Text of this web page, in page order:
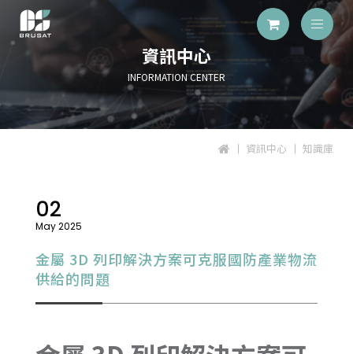
資訊中心
INFORMATION CENTER
資訊中心 知識庫
02
May 2025
金屬 3D 列印解決方案可克服國防產業物流
供給的問題